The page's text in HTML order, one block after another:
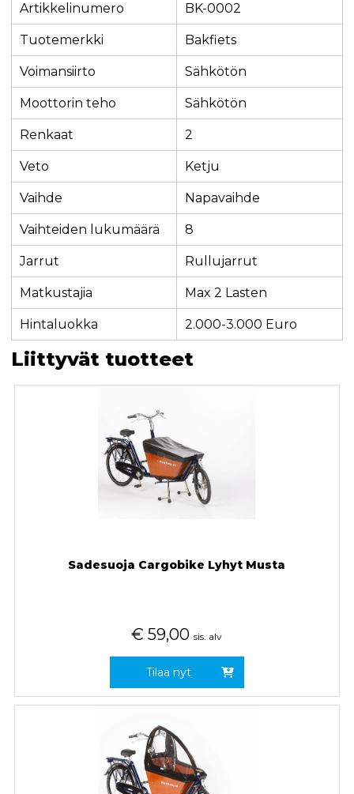
Artikkelinumero BK-0002
Tuotemerkki Bakfiets
Voimansiirto Sähkötön
Moottorin teho Sähkötön
Renkaat 2
Veto Ketju
Vaihde Napavaihde
Vaihteiden lukumäärä 8
Jarrut Rullujarrut
Matkustajia Max 2 Lasten
Hintaluokka 2.000-3.000 Euro
Liittyvät tuotteet
Sadesuoja Cargobike Lyhyt Musta
€ 59,00 sis. alv
Tilaa nyt